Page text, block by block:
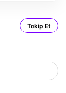
Takip Et